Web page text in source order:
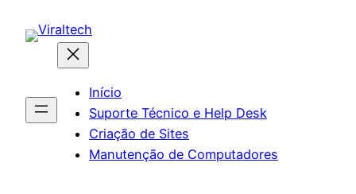
para
Início
Suporte Técnico e Help Desk
Criação de Sites
Manutenção de Computadores